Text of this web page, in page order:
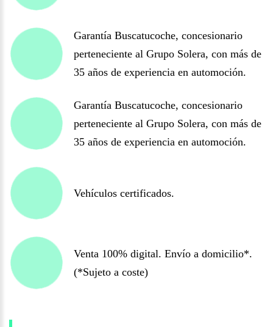
Garantía Buscatucoche, concesionario
perteneciente al Grupo Solera, con más de
35 años de experiencia en automoción.
Garantía Buscatucoche, concesionario
perteneciente al Grupo Solera, con más de
35 años de experiencia en automoción.
Vehículos certificados.
Venta 100% digital. Envío a domicilio*.
(*Sujeto a coste)